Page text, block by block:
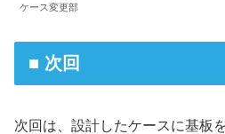
ケース変更部
■ 次回
次回は、設計したケースに基板